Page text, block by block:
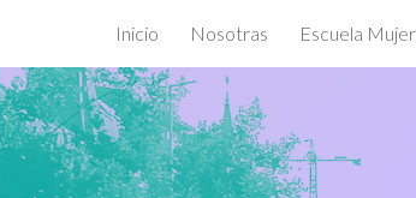
Skip to main content
Inicio Nosotras Escuela